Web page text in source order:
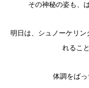
その神秘の姿も、
明日は、シュノーケリ
れるこ
体調をば